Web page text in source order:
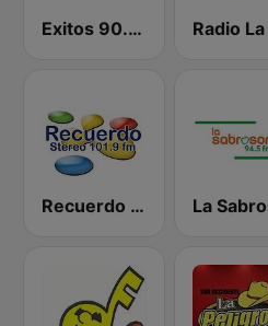
Exitos 90.9 FM
Recuerdo Stereo 101.9 FM